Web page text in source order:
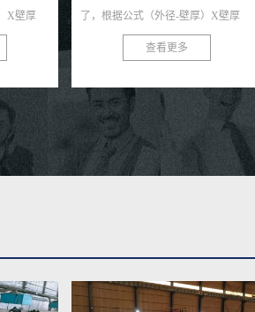
厚）X壁厚
重，单位是
的出来的...
根据公式（外径-壁厚）X壁厚
X0.0246615的出来的米重，单位
KG，在换算成吨X吨价的出来
查看更多